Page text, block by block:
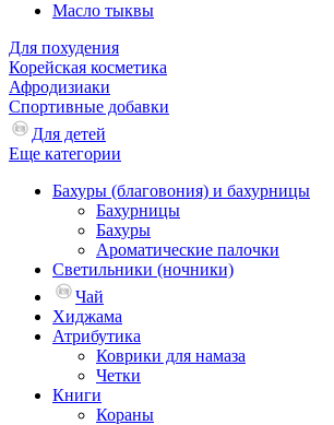
Масло тыквы
Для похудения
Корейская косметика
Афродизиаки
Спортивные добавки
Для детей
Еще категории
Бахуры (благовония) и бахурницы
Бахурницы
Бахуры
Ароматические палочки
Светильники (ночники)
Чай
Хиджама
Атрибутика
Коврики для намаза
Четки
Книги
Кораны